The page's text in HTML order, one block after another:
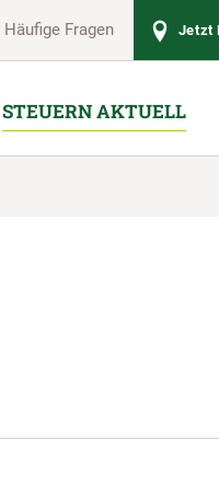
Häufige Fragen Jetzt
STEUERN AKTUELL